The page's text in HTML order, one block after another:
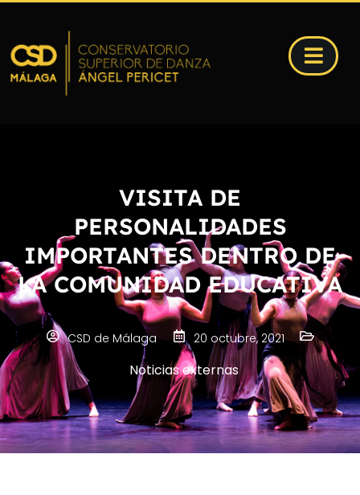
VISITA DE
PERSONALIDADES
IMPORTANTES DENTRO DE
LA COMUNIDAD EDUCATIVA
CSD de Málaga 20 octubre, 2021
Noticias externas